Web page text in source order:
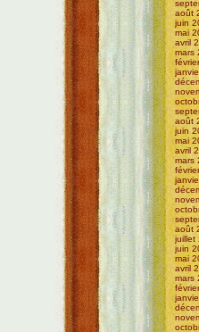
août
juin
mai
avril
mars
août
juin
mai
avril
mars
août
juillet
juin
mai
avril
mars